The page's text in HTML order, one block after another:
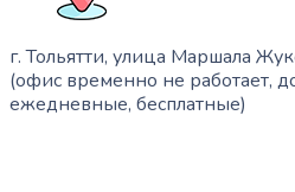
г. Тольятти, улица Маршала
(офис временно не работает,
ежедневные, бесплатные)